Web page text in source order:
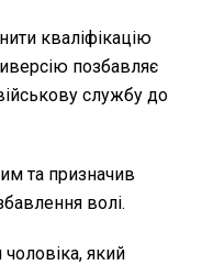
кваліфікацію
позбавляє
службу до
та призначив
волі.
який